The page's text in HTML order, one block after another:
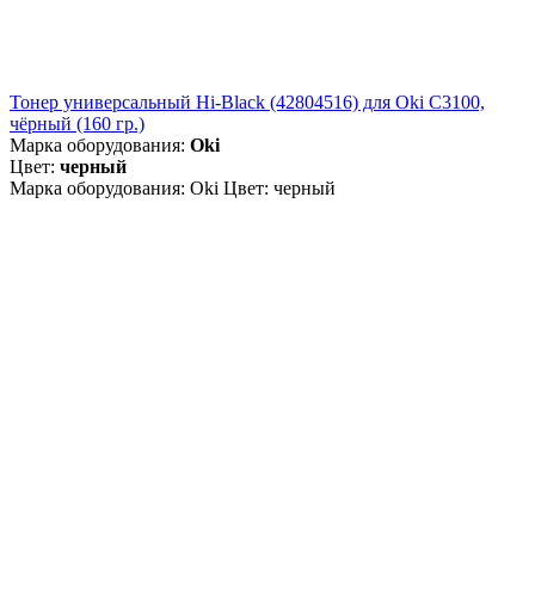
Тонер универсальный Hi-Black (42804516) для Oki С3100,
чёрный (160 гр.)
Марка оборудования: Oki
Цвет: черный
Марка оборудования: Oki Цвет: черный